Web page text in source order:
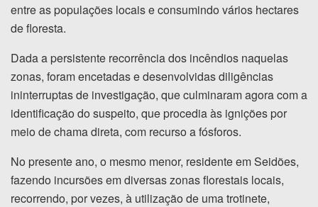
entre as populações locais e consumindo vários hectares
de floresta.
Dada a persistente recorrência dos incêndios naquelas
zonas, foram encetadas e desenvolvidas diligências
ininterruptas de investigação, que culminaram agora com a
identificação do suspeito, que procedia às ignições por
meio de chama direta, com recurso a fósforos.
No presente ano, o mesmo menor, residente em Seidões,
fazendo incursões em diversas zonas florestais locais,
recorrendo, por vezes, à utilização de uma trotinete,